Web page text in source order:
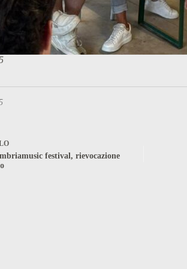
festival, rievocazione